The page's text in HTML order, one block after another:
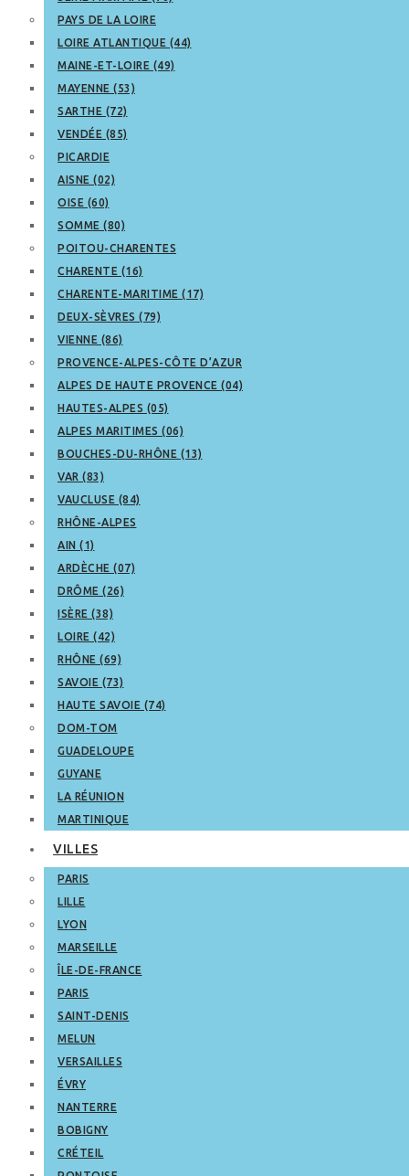
PAYS DE LA LOIRE
LOIRE ATLANTIQUE (44)
MAINE-ET-LOIRE (49)
MAYENNE (53)
SARTHE (72)
VENDÉE (85)
PICARDIE
AISNE (02)
OISE (60)
SOMME (80)
POITOU-CHARENTES
CHARENTE (16)
CHARENTE-MARITIME (17)
DEUX-SÈVRES (79)
VIENNE (86)
PROVENCE-ALPES-CÔTE D’AZUR
ALPES DE HAUTE PROVENCE (04)
HAUTES-ALPES (05)
ALPES MARITIMES (06)
BOUCHES-DU-RHÔNE (13)
VAR (83)
VAUCLUSE (84)
RHÔNE-ALPES
AIN (1)
ARDÈCHE (07)
DRÔME (26)
ISÈRE (38)
LOIRE (42)
RHÔNE (69)
SAVOIE (73)
HAUTE SAVOIE (74)
DOM-TOM
GUADELOUPE
GUYANE
LA RÉUNION
MARTINIQUE
VILLES
PARIS
LILLE
LYON
MARSEILLE
ÎLE-DE-FRANCE
PARIS
SAINT-DENIS
MELUN
VERSAILLES
ÉVRY
NANTERRE
BOBIGNY
CRÉTEIL